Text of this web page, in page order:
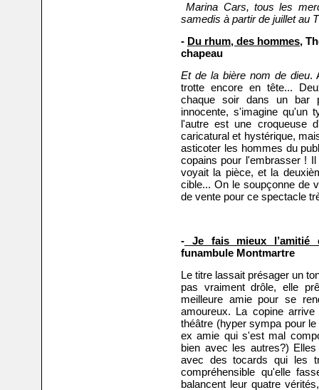
Marina Cars, tous les
samedis à partir de juillet au
- Du rhum, des hommes,
chapeau
Et de la bière nom de dieu.
trotte encore en tête...
chaque soir dans un bar
innocente, s'imagine qu'un
l'autre est une croqueuse
caricatural et hystérique,
asticoter les hommes du
copains pour l'embrasser !
voyait la pièce, et la
cible... On le soupçonne de
de vente pour ce spectacle
- Je fais mieux l’amitié
funambule Montmartre
Le titre lassait présager un
pas vraiment drôle, elle
meilleure amie pour se
amoureux. La copine
théâtre (hyper sympa pour
ex amie qui s'est mal
bien avec les autres?)
avec des tocards qui les
compréhensible qu'elle
balancent leur quatre